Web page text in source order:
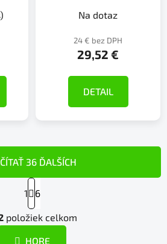
Na dotaz
24 € bez DPH
29,52 €
DETAIL
O
v
36 ĎALŠÍCH
S
t
r
á
n
k
1 6
položiek celkom
HORE